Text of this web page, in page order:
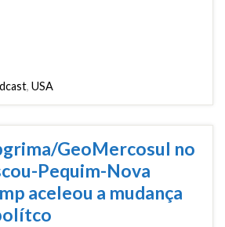
, USA
GeoMercosul no
Pequim-Nova
aceleou a mudança